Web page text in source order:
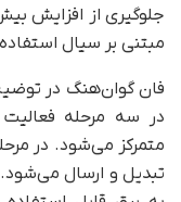
جلوگیری از افزایش
مبتنی بر سیال
فان گوان‌هنگ در
در سه مرحله
متمرکز می‌شود. در
تبدیل و ارسال می‌شود.